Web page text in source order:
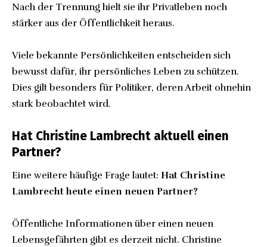
Nach der Trennung hielt sie ihr Privatleben noch
stärker aus der Öffentlichkeit heraus.
Viele bekannte Persönlichkeiten entscheiden sich
bewusst dafür, ihr persönliches Leben zu schützen.
Dies gilt besonders für Politiker, deren Arbeit ohnehin
stark beobachtet wird.
Hat Christine Lambrecht aktuell einen
Partner?
Eine weitere häufige Frage lautet: Hat Christine
Lambrecht heute einen neuen Partner?
Öffentliche Informationen über einen neuen
Lebensgefährten gibt es derzeit nicht. Christine